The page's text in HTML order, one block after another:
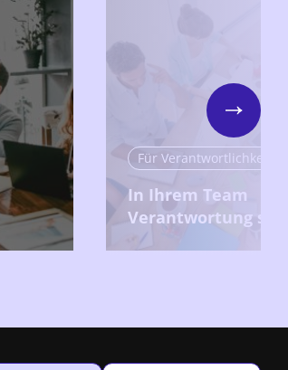
In Ihrem Team
Verantwortung
Next